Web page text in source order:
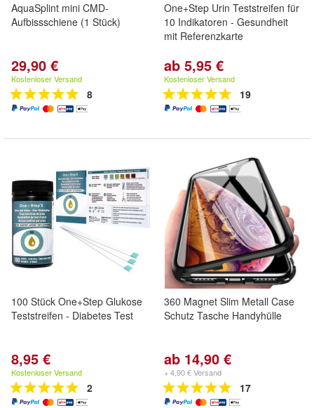
AquaSplint mini CMD-
Aufbissschiene (1 Stück)
29,90 €
Kostenloser Versand
8
One+Step Urin Teststreifen für
10 Indikatoren - Gesundheit
mit Referenzkarte
ab 5,95 €
Kostenloser Versand
19
100 Stück One+Step Glukose
Teststreifen - Diabetes Test
8,95 €
Kostenloser Versand
2
360 Magnet Slim Metall Case
Schutz Tasche Handyhülle
ab 14,90 €
+ 4,90 € Versand
17